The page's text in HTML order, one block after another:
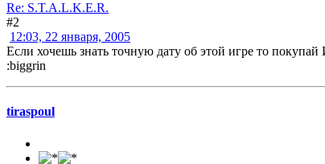
Re: S.T.A.L.K.E.R.
#2
12:03, 22 января, 2005
Если хочешь знать точную дату об этой игре то
:biggrin
tiraspoul